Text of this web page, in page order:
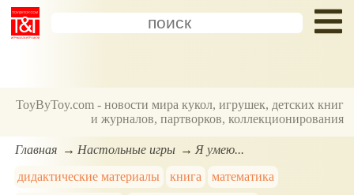
ToyByToy.com - новости мира кукол, игрушек, детских книг
и журналов, партворков, коллекционирования
Главная Настольные игры
Я умею...
дидактические материалы
книга
математика